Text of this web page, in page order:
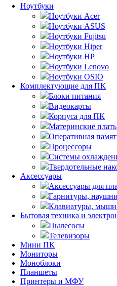
Ноутбуки
Ноутбуки Acer
Ноутбуки ASUS
Ноутбуки Fujitsu
Ноутбуки Hiper
Ноутбуки HP
Ноутбуки Lenovo
Ноутбуки OSIO
Комплектующие для ПК
Блоки питания
Видеокарты
Корпуса для ПК
Материнские
Оперативная
Процессоры
Системы
Твердотельные
Аксессуары
Аксессуары для
Гарнитуры,
Клавиатуры,
Бытовая техника и
Пылесосы
Телевизоры
Мини ПК
Мониторы
Моноблоки
Планшеты
Принтеры и МФУ